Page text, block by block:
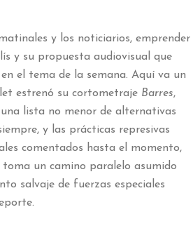
y los noticiarios, emprender
y su propuesta audiovisual que
el tema de la semana. Aquí va un
estrenó su cortometraje Barres,
lista no menor de alternativas
y las prácticas represivas
comentados hasta el momento,
un camino paralelo asumido
salvaje de fuerzas especiales